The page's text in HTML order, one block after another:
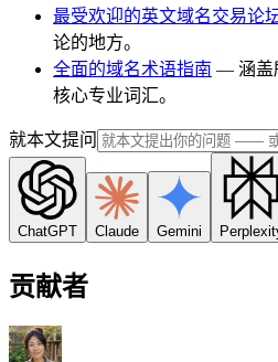
最受欢迎的英文域名交易论
论的地方。
全面的域名术语指南 — 涵盖
核心专业词汇。
就本文提问
ChatGPT Claude Gemini
贡献者